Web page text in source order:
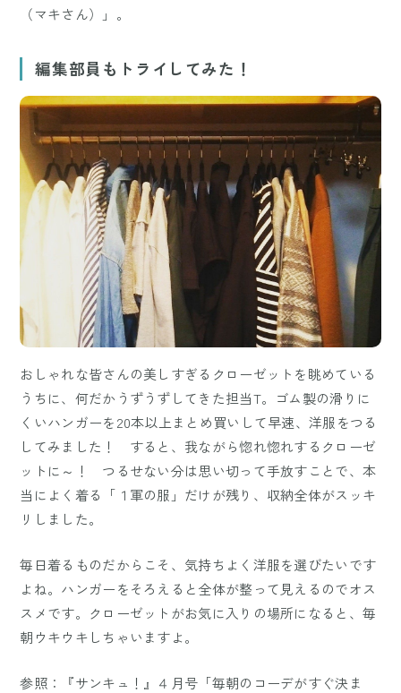
（マキさん）」。
編集部員もトライしてみた！
おしゃれな皆さんの美しすぎるクローゼットを眺めている
うちに、何だかうずうずしてきた担当T。ゴム製の滑りに
くいハンガーを20本以上まとめ買いして早速、洋服をつる
してみました！ すると、我ながら惚れ惚れするクローゼ
ットに～！ つるせない分は思い切って手放すことで、本
当によく着る「１軍の服」だけが残り、収納全体がスッキ
リしました。
毎日着るものだからこそ、気持ちよく洋服を選びたいです
よね。ハンガーをそろえると全体が整って見えるのでオス
スメです。クローゼットがお気に入りの場所になると、毎
朝ウキウキしちゃいますよ。
参照：『サンキュ！』４月号「毎朝のコーデがすぐ決ま